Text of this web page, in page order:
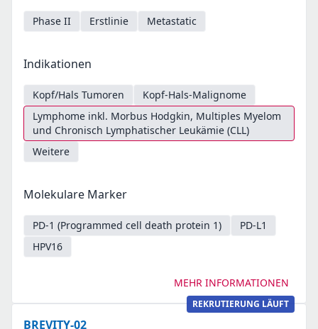
Phase II Erstlinie Metastatic
Indikationen
Kopf/Hals Tumoren
Kopf-Hals-Malignome
Lymphome inkl. Morbus Hodgkin, Multiples Myelom
und Chronisch Lymphatischer Leukämie (CLL)
Weitere
Molekulare Marker
PD-1 (Programmed cell death protein 1)
PD-L1
HPV16
MEHR INFORMATIONEN
REKRUTIERUNG LÄUFT
BREVITY-02